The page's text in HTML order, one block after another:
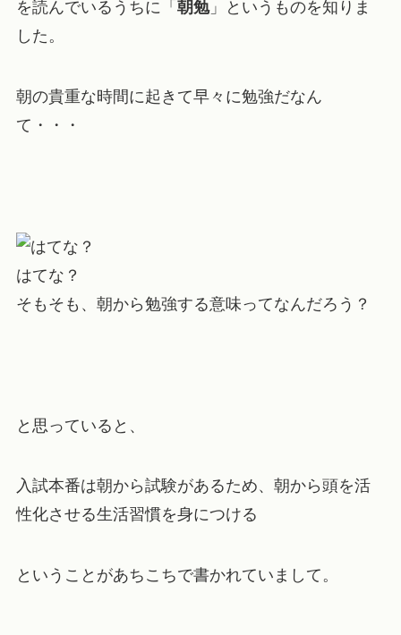
を読んでいるうちに「 朝勉」というものを知りま
した。
朝の貴重な時間に起きて早々に勉強だなん
て・・・
はてな？
そもそも、朝から勉強する意味ってなんだろう？
と思っていると、
入試本番は朝から試験があるため、朝から頭を活
性化させる生活習慣を身につける
ということがあちこちで書かれていまして。